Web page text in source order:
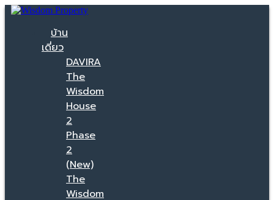
บ้าน
เดี่ยว
DAVIRA
The
Wisdom
House
2
Phase
2
(New)
The
Wisdom